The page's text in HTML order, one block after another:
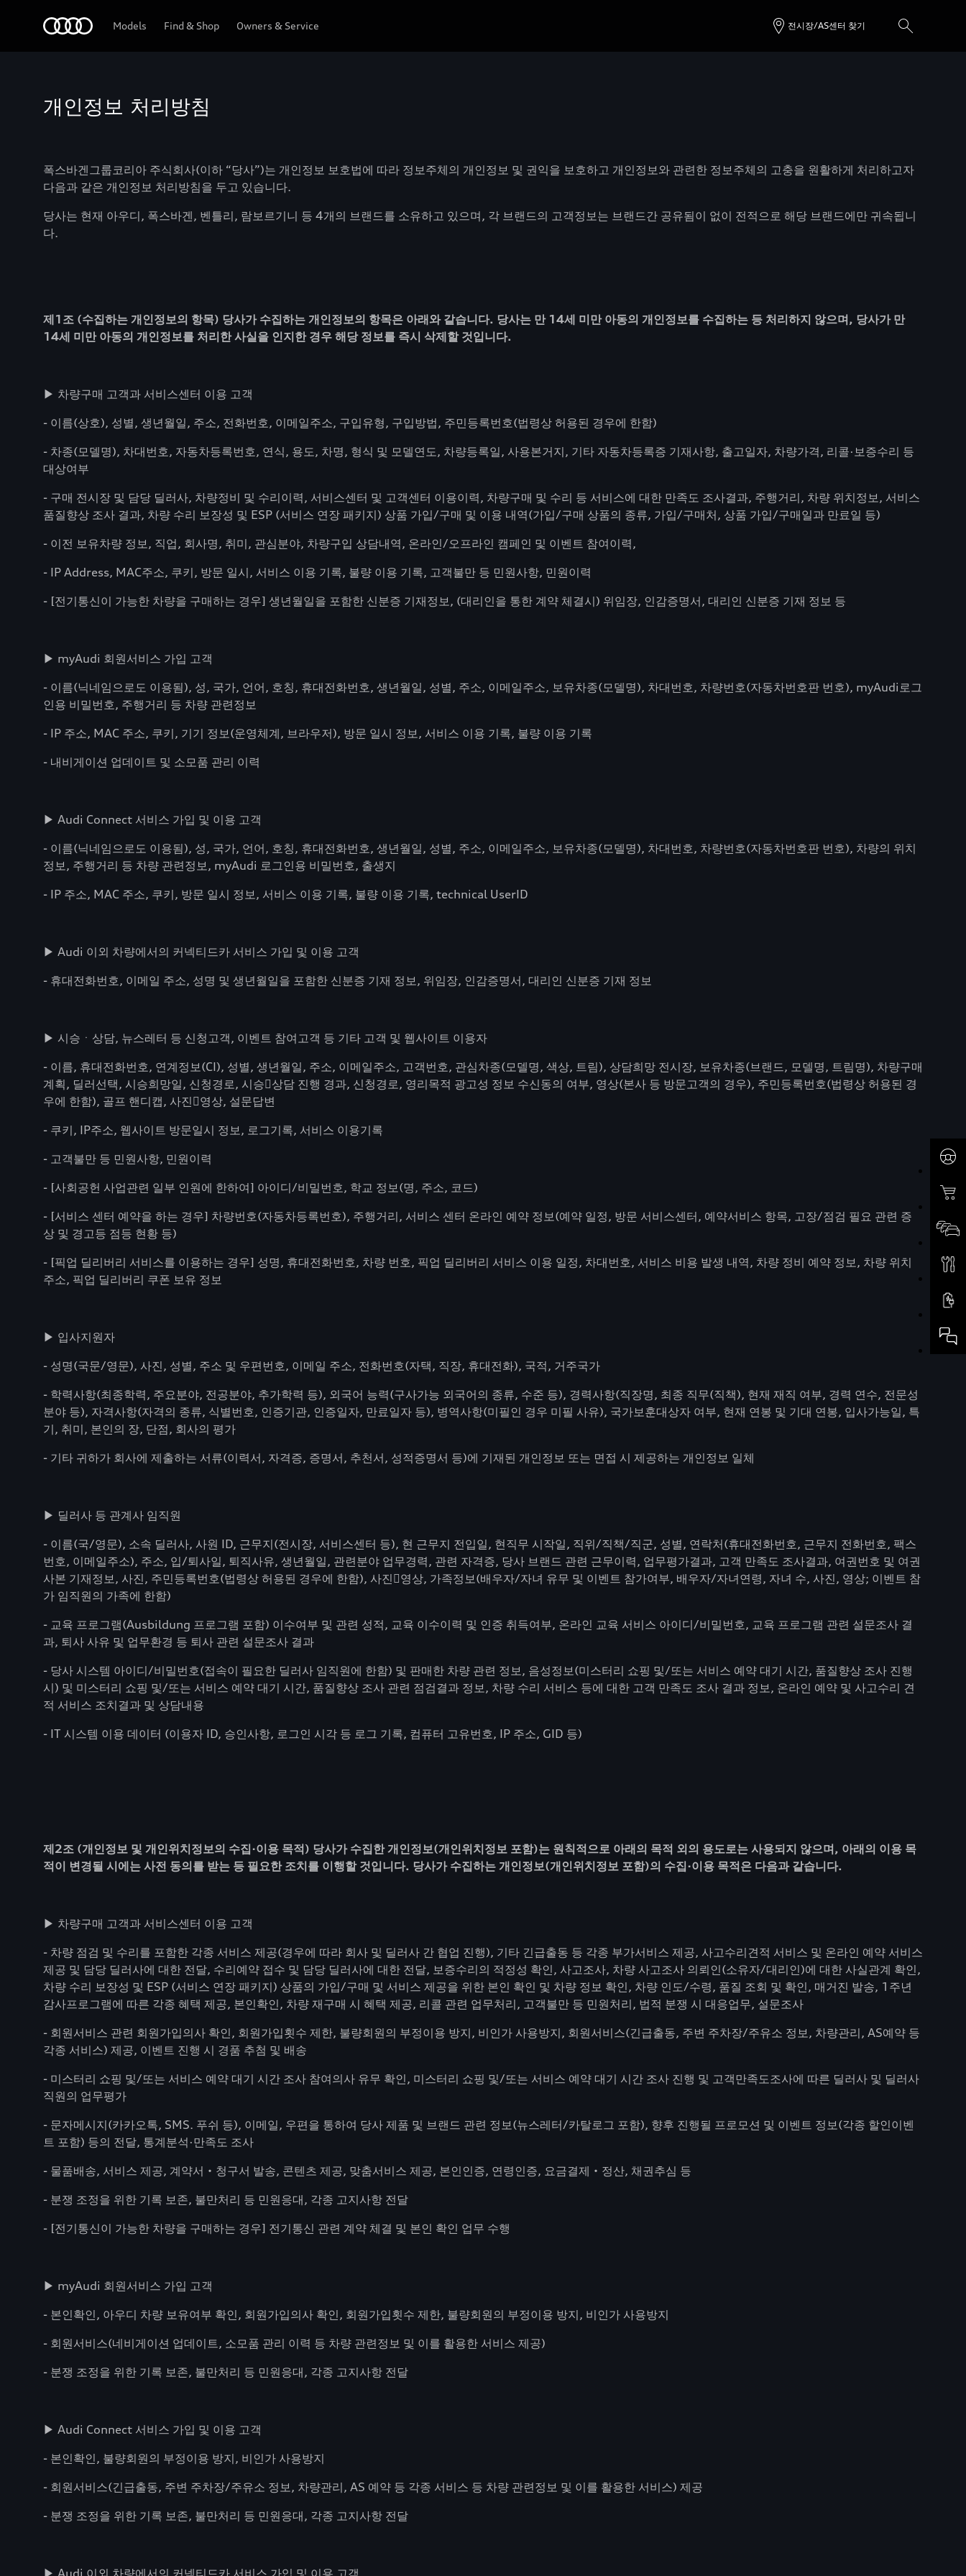
Models Find & Shop Owners & Service 전시장/AS센터 찾기
개인정보 처리방침
폭스바겐그룹코리아 주식회사(이하 “당사”)는 개인정보 보호법에 따라 정보주체의 개인정보 및 권익을 보호하고 개인정보와 관련한 정보주체의 고충을 원활하게 처리하고자
다음과 같은 개인정보 처리방침을 두고 있습니다.
당사는 현재 아우디, 폭스바겐, 벤틀리, 람보르기니 등 4개의 브랜드를 소유하고 있으며, 각 브랜드의 고객정보는 브랜드간 공유됨이 없이 전적으로 해당 브랜드에만 귀속됩니
다.
제1조 (수집하는 개인정보의 항목) 당사가 수집하는 개인정보의 항목은 아래와 같습니다. 당사는 만 14세 미만 아동의 개인정보를 수집하는 등 처리하지 않으며, 당사가 만
14세 미만 아동의 개인정보를 처리한 사실을 인지한 경우 해당 정보를 즉시 삭제할 것입니다.
▶ 차량구매 고객과 서비스센터 이용 고객
- 이름(상호), 성별, 생년월일, 주소, 전화번호, 이메일주소, 구입유형, 구입방법, 주민등록번호(법령상 허용된 경우에 한함)
- 차종(모델명), 차대번호, 자동차등록번호, 연식, 용도, 차명, 형식 및 모델연도, 차량등록일, 사용본거지, 기타 자동차등록증 기재사항, 출고일자, 차량가격, 리콜·보증수리 등
대상여부
- 구매 전시장 및 담당 딜러사, 차량정비 및 수리이력, 서비스센터 및 고객센터 이용이력, 차량구매 및 수리 등 서비스에 대한 만족도 조사결과, 주행거리, 차량 위치정보, 서비스
품질향상 조사 결과, 차량 수리 보장성 및 ESP (서비스 연장 패키지) 상품 가입/구매 및 이용 내역(가입/구매 상품의 종류, 가입/구매처, 상품 가입/구매일과 만료일 등)
- 이전 보유차량 정보, 직업, 회사명, 취미, 관심분야, 차량구입 상담내역, 온라인/오프라인 캠페인 및 이벤트 참여이력,
- IP Address, MAC주소, 쿠키, 방문 일시, 서비스 이용 기록, 불량 이용 기록, 고객불만 등 민원사항, 민원이력
- [전기통신이 가능한 차량을 구매하는 경우] 생년월일을 포함한 신분증 기재정보, (대리인을 통한 계약 체결시) 위임장, 인감증명서, 대리인 신분증 기재 정보 등
▶ myAudi 회원서비스 가입 고객
- 이름(닉네임으로도 이용됨), 성, 국가, 언어, 호칭, 휴대전화번호, 생년월일, 성별, 주소, 이메일주소, 보유차종(모델명), 차대번호, 차량번호(자동차번호판 번호), myAudi로그
인용 비밀번호, 주행거리 등 차량 관련정보
- IP 주소, MAC 주소, 쿠키, 기기 정보(운영체계, 브라우저), 방문 일시 정보, 서비스 이용 기록, 불량 이용 기록
- 내비게이션 업데이트 및 소모품 관리 이력
▶ Audi Connect 서비스 가입 및 이용 고객
- 이름(닉네임으로도 이용됨), 성, 국가, 언어, 호칭, 휴대전화번호, 생년월일, 성별, 주소, 이메일주소, 보유차종(모델명), 차대번호, 차량번호(자동차번호판 번호), 차량의 위치
정보, 주행거리 등 차량 관련정보, myAudi 로그인용 비밀번호, 출생지
- IP 주소, MAC 주소, 쿠키, 방문 일시 정보, 서비스 이용 기록, 불량 이용 기록, technical UserID
▶ Audi 이외 차량에서의 커넥티드카 서비스 가입 및 이용 고객
- 휴대전화번호, 이메일 주소, 성명 및 생년월일을 포함한 신분증 기재 정보, 위임장, 인감증명서, 대리인 신분증 기재 정보
▶ 시승ㆍ상담, 뉴스레터 등 신청고객, 이벤트 참여고객 등 기타 고객 및 웹사이트 이용자
- 이름, 휴대전화번호, 연계정보(CI), 성별, 생년월일, 주소, 이메일주소, 고객번호, 관심차종(모델명, 색상, 트림), 상담희망 전시장, 보유차종(브랜드, 모델명, 트림명), 차량구매
계획, 딜러선택, 시승희망일, 신청경로, 시승상담 진행 경과, 신청경로, 영리목적 광고성 정보 수신동의 여부, 영상(본사 등 방문고객의 경우), 주민등록번호(법령상 허용된 경
우에 한함), 골프 핸디캡, 사진영상, 설문답변
- 쿠키, IP주소, 웹사이트 방문일시 정보, 로그기록, 서비스 이용기록
- 고객불만 등 민원사항, 민원이력
- [사회공헌 사업관련 일부 인원에 한하여] 아이디/비밀번호, 학교 정보(명, 주소, 코드)
- [서비스 센터 예약을 하는 경우] 차량번호(자동차등록번호), 주행거리, 서비스 센터 온라인 예약 정보(예약 일정, 방문 서비스센터, 예약서비스 항목, 고장/점검 필요 관련 증
상 및 경고등 점등 현황 등)
- [픽업 딜리버리 서비스를 이용하는 경우] 성명, 휴대전화번호, 차량 번호, 픽업 딜리버리 서비스 이용 일정, 차대번호, 서비스 비용 발생 내역, 차량 정비 예약 정보, 차량 위치
주소, 픽업 딜리버리 쿠폰 보유 정보
▶ 입사지원자
- 성명(국문/영문), 사진, 성별, 주소 및 우편번호, 이메일 주소, 전화번호(자택, 직장, 휴대전화), 국적, 거주국가
- 학력사항(최종학력, 주요분야, 전공분야, 추가학력 등), 외국어 능력(구사가능 외국어의 종류, 수준 등), 경력사항(직장명, 최종 직무(직책), 현재 재직 여부, 경력 연수, 전문성
분야 등), 자격사항(자격의 종류, 식별번호, 인증기관, 인증일자, 만료일자 등), 병역사항(미필인 경우 미필 사유), 국가보훈대상자 여부, 현재 연봉 및 기대 연봉, 입사가능일, 특
기, 취미, 본인의 장, 단점, 회사의 평가
- 기타 귀하가 회사에 제출하는 서류(이력서, 자격증, 증명서, 추천서, 성적증명서 등)에 기재된 개인정보 또는 면접 시 제공하는 개인정보 일체
▶ 딜러사 등 관계사 임직원
- 이름(국/영문), 소속 딜러사, 사원 ID, 근무지(전시장, 서비스센터 등), 현 근무지 전입일, 현직무 시작일, 직위/직책/직군, 성별, 연락처(휴대전화번호, 근무지 전화번호, 팩스
번호, 이메일주소), 주소, 입/퇴사일, 퇴직사유, 생년월일, 관련분야 업무경력, 관련 자격증, 당사 브랜드 관련 근무이력, 업무평가결과, 고객 만족도 조사결과, 여권번호 및 여권
사본 기재정보, 사진, 주민등록번호(법령상 허용된 경우에 한함), 사진영상, 가족정보(배우자/자녀 유무 및 이벤트 참가여부, 배우자/자녀연령, 자녀 수, 사진, 영상; 이벤트 참
가 임직원의 가족에 한함)
- 교육 프로그램(Ausbildung 프로그램 포함) 이수여부 및 관련 성적, 교육 이수이력 및 인증 취득여부, 온라인 교육 서비스 아이디/비밀번호, 교육 프로그램 관련 설문조사 결
과, 퇴사 사유 및 업무환경 등 퇴사 관련 설문조사 결과
- 당사 시스템 아이디/비밀번호(접속이 필요한 딜러사 임직원에 한함) 및 판매한 차량 관련 정보, 음성정보(미스터리 쇼핑 및/또는 서비스 예약 대기 시간, 품질향상 조사 진행
시) 및 미스터리 쇼핑 및/또는 서비스 예약 대기 시간, 품질향상 조사 관련 점검결과 정보, 차량 수리 서비스 등에 대한 고객 만족도 조사 결과 정보, 온라인 예약 및 사고수리 견
적 서비스 조치결과 및 상담내용
- IT 시스템 이용 데이터 (이용자 ID, 승인사항, 로그인 시각 등 로그 기록, 컴퓨터 고유번호, IP 주소, GID 등)
제2조 (개인정보 및 개인위치정보의 수집·이용 목적) 당사가 수집한 개인정보(개인위치정보 포함)는 원칙적으로 아래의 목적 외의 용도로는 사용되지 않으며, 아래의 이용 목
적이 변경될 시에는 사전 동의를 받는 등 필요한 조치를 이행할 것입니다. 당사가 수집하는 개인정보(개인위치정보 포함)의 수집·이용 목적은 다음과 같습니다.
▶ 차량구매 고객과 서비스센터 이용 고객
- 차량 점검 및 수리를 포함한 각종 서비스 제공(경우에 따라 회사 및 딜러사 간 협업 진행), 기타 긴급출동 등 각종 부가서비스 제공, 사고수리견적 서비스 및 온라인 예약 서비스
제공 및 담당 딜러사에 대한 전달, 수리예약 접수 및 담당 딜러사에 대한 전달, 보증수리의 적정성 확인, 사고조사, 차량 사고조사 의뢰인(소유자/대리인)에 대한 사실관계 확인,
차량 수리 보장성 및 ESP (서비스 연장 패키지) 상품의 가입/구매 및 서비스 제공을 위한 본인 확인 및 차량 정보 확인, 차량 인도/수령, 품질 조회 및 확인, 매거진 발송, 1주년
감사프로그램에 따른 각종 혜택 제공, 본인확인, 차량 재구매 시 혜택 제공, 리콜 관련 업무처리, 고객불만 등 민원처리, 법적 분쟁 시 대응업무, 설문조사
- 회원서비스 관련 회원가입의사 확인, 회원가입횟수 제한, 불량회원의 부정이용 방지, 비인가 사용방지, 회원서비스(긴급출동, 주변 주차장/주유소 정보, 차량관리, AS예약 등
각종 서비스) 제공, 이벤트 진행 시 경품 추첨 및 배송
- 미스터리 쇼핑 및/또는 서비스 예약 대기 시간 조사 참여의사 유무 확인, 미스터리 쇼핑 및/또는 서비스 예약 대기 시간 조사 진행 및 고객만족도조사에 따른 딜러사 및 딜러사
직원의 업무평가
- 문자메시지(카카오톡, SMS. 푸쉬 등), 이메일, 우편을 통하여 당사 제품 및 브랜드 관련 정보(뉴스레터/카탈로그 포함), 향후 진행될 프로모션 및 이벤트 정보(각종 할인이벤
트 포함) 등의 전달, 통계분석·만족도 조사
- 물품배송, 서비스 제공, 계약서‧청구서 발송, 콘텐츠 제공, 맞춤서비스 제공, 본인인증, 연령인증, 요금결제‧정산, 채권추심 등
- 분쟁 조정을 위한 기록 보존, 불만처리 등 민원응대, 각종 고지사항 전달
- [전기통신이 가능한 차량을 구매하는 경우] 전기통신 관련 계약 체결 및 본인 확인 업무 수행
▶ myAudi 회원서비스 가입 고객
- 본인확인, 아우디 차량 보유여부 확인, 회원가입의사 확인, 회원가입횟수 제한, 불량회원의 부정이용 방지, 비인가 사용방지
- 회원서비스(네비게이션 업데이트, 소모품 관리 이력 등 차량 관련정보 및 이를 활용한 서비스 제공)
- 분쟁 조정을 위한 기록 보존, 불만처리 등 민원응대, 각종 고지사항 전달
▶ Audi Connect 서비스 가입 및 이용 고객
- 본인확인, 불량회원의 부정이용 방지, 비인가 사용방지
- 회원서비스(긴급출동, 주변 주차장/주유소 정보, 차량관리, AS 예약 등 각종 서비스 등 차량 관련정보 및 이를 활용한 서비스) 제공
- 분쟁 조정을 위한 기록 보존, 불만처리 등 민원응대, 각종 고지사항 전달
▶ Audi 이외 차량에서의 커넥티드카 서비스 가입 및 이용 고객